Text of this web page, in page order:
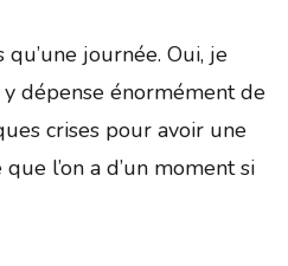
qu’une journée. Oui, je
dépense énormément de
crises pour avoir une
l’on a d’un moment si